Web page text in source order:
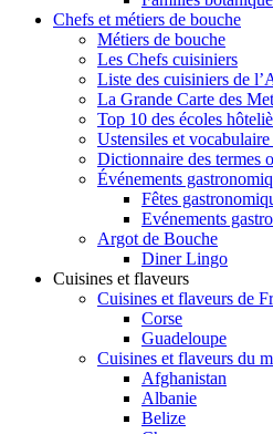
Chefs et métiers de bouche
Métiers de bouche
Les Chefs cuisiniers
Liste des cuisiniers de
La Grande Carte des
Top 10 des écoles
Ustensiles et
Dictionnaire des termes
Événements
Fêtes
Evénements
Argot de Bouche
Diner Lingo
Cuisines et flaveurs
Cuisines et flaveurs de
Corse
Guadeloupe
Cuisines et flaveurs du
Afghanistan
Albanie
Belize